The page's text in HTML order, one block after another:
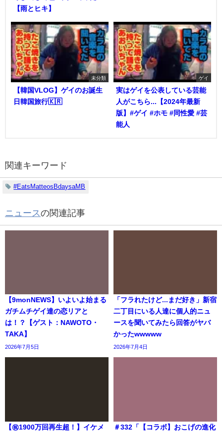
【雨とヒキ】
未分類
【韓国VLOG】ゲイのお誕生
日韓国旅行🇰🇷
ゲイ
実はゲイを公表している芸能
人がこちら...【2024年最新
版】#ゲイ #ホモ #同性愛 #芸
能人
関連キーワード
#EatsMatteosBdaysaMB
ニュースの関連記事
【9monNEWS】いよいよ始まる
ガチムチゲイ達の恋リアと
は！？【ゲスト：NAWOTO・
TAKA】
2026年7月5日
「フラれたけど...まだ好き」新宿
二丁目にいる人達に個人的ニュ
ースを聞いてみたら回答がヤバ
かったwwwww
2026年7月4日
【㊗️1900万回再生超！】イケメ
＃332「【コラボ】おこげの進化